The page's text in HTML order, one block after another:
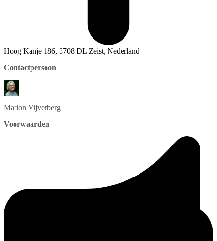
Hoog Kanje 186, 3708 DL Zeist, Nederland
Contactpersoon
Marion Vijverberg
Voorwaarden